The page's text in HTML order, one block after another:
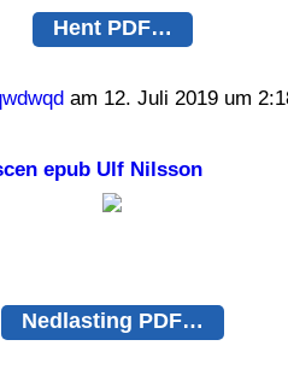
Hent PDF…
am 12. Juli 2019 um
epub Ulf Nilsson
Nedlasting PDF…